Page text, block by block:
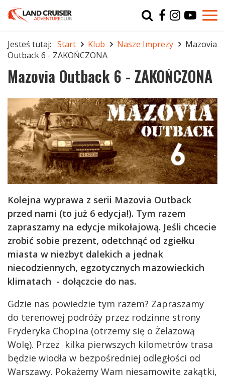
Jesteś tutaj: Start Klub Nasze Imprezy
Mazovia
Outback 6 - ZAKOŃCZONA
Mazovia Outback 6 - ZAKOŃCZONA
Kolejna wyprawa z serii Mazovia Outback
przed nami (to już 6 edycja!). Tym razem
zapraszamy na edycje mikołajową. Jeśli chcecie
zrobić sobie prezent, odetchnąć od zgiełku
miasta w niezbyt dalekich a jednak
niecodziennych, egzotycznych mazowieckich
klimatach - dołączcie do nas.
Gdzie nas powiedzie tym razem? Zapraszamy
do terenowej podróży przez rodzinne strony
Fryderyka Chopina (otrzemy się o Żelazową
Wolę). Przez kilka pierwszych kilometrów trasa
będzie wiodła w bezpośredniej odległości od
Warszawy. Pokażemy Wam niesamowite zakątki,